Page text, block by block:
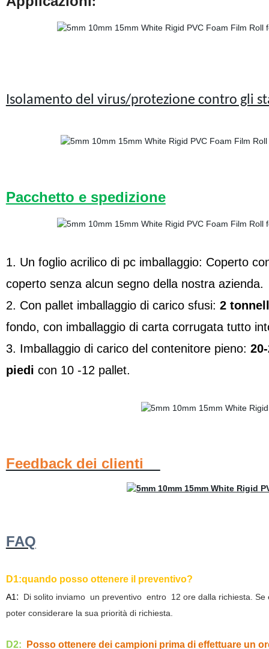
Isolamento del virus/protezione contro gli
Pacchetto e spedizione
1. Un foglio acrilico di pc imballaggio: Coperto
coperto senza alcun segno della nostra azienda.
2. Con pallet imballaggio di carico sfusi: 2
fondo, con imballaggio di carta corrugata tutto
3. Imballaggio di carico del contenitore pieno:
piedi con 10 -12 pallet.
Feedback dei clienti
FAQ
D1:quando posso ottenere il preventivo?
A1 : Di solito inviamo un preventivo entro 12 ore dalla richiesta.
poter considerare la sua priorità di richiesta.
D2: Posso ottenere dei campioni prima di effettuare un